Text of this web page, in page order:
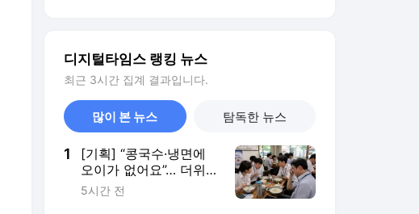
디지털타임스 랭킹 뉴스
최근 3시간 집계 결과입니다.
많이 본 뉴스 탐독한 뉴스
1
[기획] “콩국수·냉면에
오이가 없어요”… 더위
먹는 사람들
5시간 전